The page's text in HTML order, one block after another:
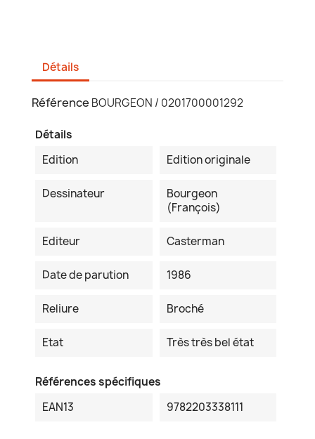
Détails
Référence BOURGEON / 0201700001292
Détails
Edition
Edition originale
Dessinateur
Bourgeon
(François)
Editeur Casterman
Date de parution 1986
Reliure Broché
Etat Très très bel état
Références spécifiques
EAN13
9782203338111